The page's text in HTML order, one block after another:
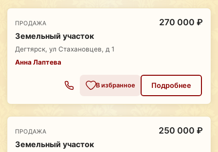
ПРОДАЖА 270 000 ₽
Земельный участок
Дегтярск, ул Стахановцев, д 1
Анна Лаптева
В избранное Подробнее
ПРОДАЖА 250 000 ₽
Земельный участок